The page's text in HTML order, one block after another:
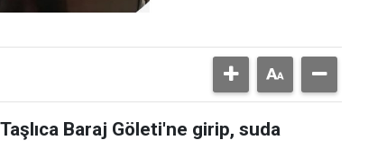
Baraj Göleti'ne girip, suda